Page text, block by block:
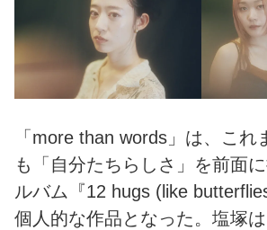
「more than words」は、これ
も「自分たちらしさ」を前面
ルバム『12 hugs (like
個人的な作品となった。塩塚